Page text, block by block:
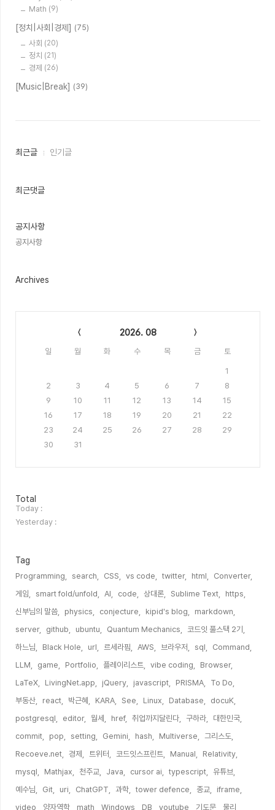
Math (9)
[정치|사회|경제] (75)
사회 (20)
정치 (21)
경제 (26)
[Music|Break] (39)
최
인
최근글 인기글
최근댓글
공지사항
공지사항
Archives
2026. 08
일 월 화 수 목 금 토
1
2
3 4 5 6 7
8
9
10 11 12 13 14
15
16
17 18 19 20 21
22
23
24 25 26 27 28
29
30
31
방
문
자
수
Total
Today :
Yesterday :
Tag
Programming, search, CSS, vs code, twitter, html,
Converter,
게임,
smart fold/unfold, AI, code, 상대론, Sublime Text,
https,
신부님의 말씀,
physics, conjecture, kipid's blog,
markdown,
server,
github, ubuntu, Quantum Mechanics,
코드잇 풀스택 2기,
하느님,
Black Hole, url, 르세라핌, AWS, 브라우저, sql,
Command,
LLM,
game, Portfolio, 플레이리스트, vibe coding,
Browser,
LaTeX,
LivingNet.app, jQuery, javascript, PRISMA,
To Do,
부동산,
react, 박근혜, KARA, See, Linux, Database,
docuK,
postgresql,
editor, 월세, href, 취업까지달린다, 구하라,
대한민국,
commit,
pop, setting, Gemini, hash, Multiverse,
그리스도,
Recoeve.net,
경제, 트위터, 코드잇스프린트, Manual,
Relativity,
mysql,
Mathjax, 천주교, Java, cursor ai, typescript,
유튜브,
예수님,
Git, uri, ChatGPT, 과학, tower defence, 종교,
iframe,
video,
양자역학, math, Windows, DB, youtube, 기도문, 물리,